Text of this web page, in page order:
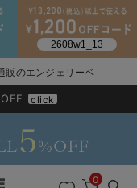
販のエンジェリーベ
上で送料無料
click
0